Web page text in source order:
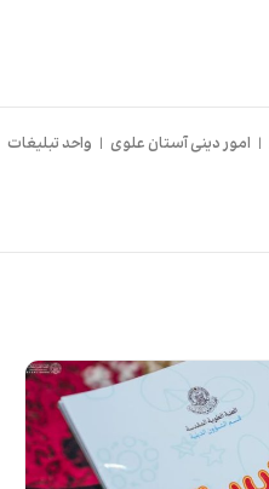
| امور دینی آستان علوی | واحد تبلیغات